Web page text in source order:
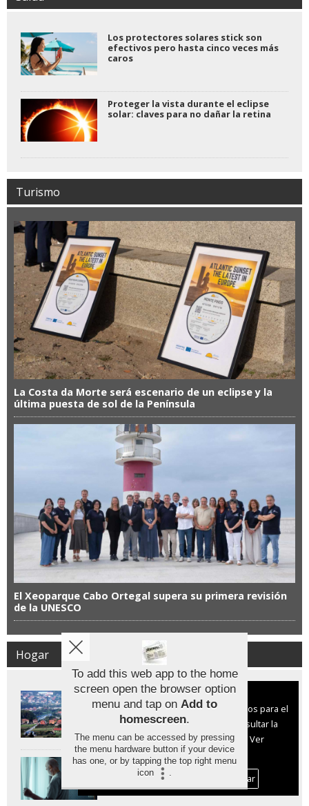
Los protectores solares stick son
efectivos pero hasta cinco veces más
caros
Proteger la vista durante el eclipse
solar: claves para no dañar la retina
Turismo
La Costa da Morte será escenario de un eclipse y la
última puesta de sol de la Península
El Xeoparque Cabo Ortegal supera su primera revisión
de la UNESCO
Hogar
Los municipios más baratos para
comprar casa en España están por
debajo de los 400 euros el metro
cuadrado
Cómo facilitar el envejecimiento en
las viviendas unifamiliares de Galicia
Aviso sobre el Uso de cookies:
Utilizamos cookies nuestras y de terceros para el
funcionamiento del digital. Puedes consultar la
lista de cookies y como desconectarlas.
Ver
nuestra Política de Privacidad y Cookies
Aceptar Cookies
Personalizar
To add this web app to the home
screen open the browser option
menu and tap on Add to
homescreen.
The menu can be accessed by pressing
the menu hardware button if your device
has one, or by tapping the top right menu
icon
.